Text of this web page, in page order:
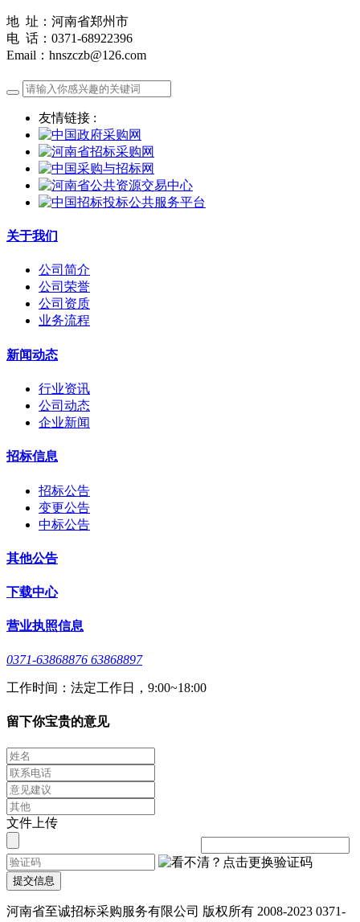
地 址：河南省郑州市
电 话：0371-68922396
Email：hnszczb@126.com
友情链接 :
关于我们
公司简介
公司荣誉
公司资质
业务流程
新闻动态
行业资讯
公司动态
企业新闻
招标信息
招标公告
变更公告
中标公告
其他公告
下载中心
营业执照信息
0371-63868876 63868897
工作时间：法定工作日，9:00~18:00
留下你宝贵的意见
文件上传
提交信息
河南省至诚招标采购服务有限公司 版权所有 2008-2023 0371-